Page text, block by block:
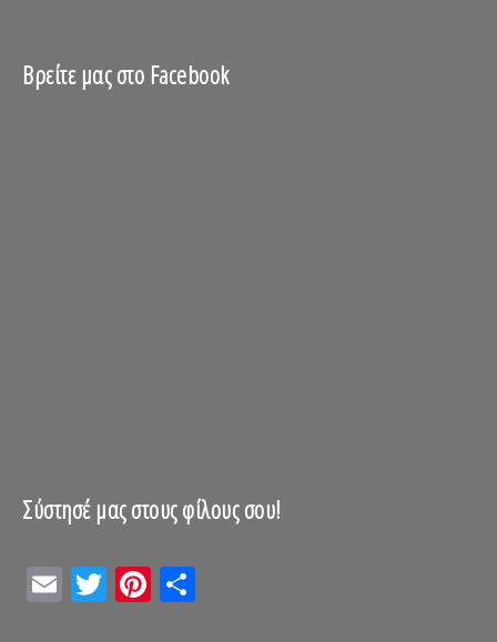
Βρείτε μας στο Facebook
Σύστησέ μας στους φίλους σου!
EmailTwitterPinterest